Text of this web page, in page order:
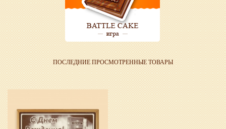
ПОСЛЕДНИЕ ПРОСМОТРЕННЫЕ ТОВАРЫ